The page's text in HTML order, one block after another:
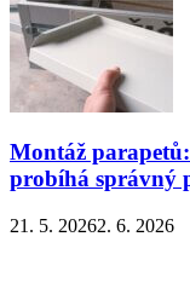
Montáž
probíhá správný
21. 5. 20262. 6. 2026